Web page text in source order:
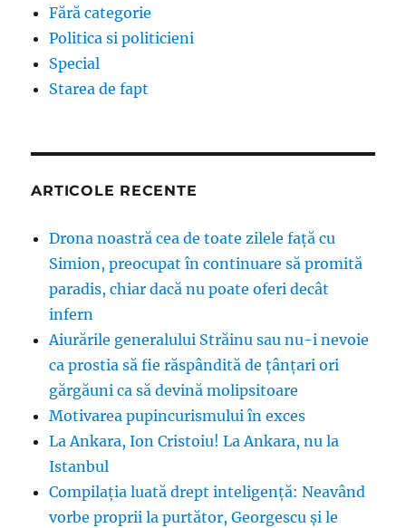
Fără categorie
Politica si politicieni
Special
Starea de fapt
ARTICOLE RECENTE
Drona noastră cea de toate zilele față cu
Simion, preocupat în continuare să promită
paradis, chiar dacă nu poate oferi decât
infern
Aiurările generalului Străinu sau nu-i nevoie
ca prostia să fie răspândită de țânțari ori
gărgăuni ca să devină molipsitoare
Motivarea pupincurismului în exces
La Ankara, Ion Cristoiu! La Ankara, nu la
Istanbul
Compilația luată drept inteligență: Neavând
vorbe proprii la purtător, Georgescu și le